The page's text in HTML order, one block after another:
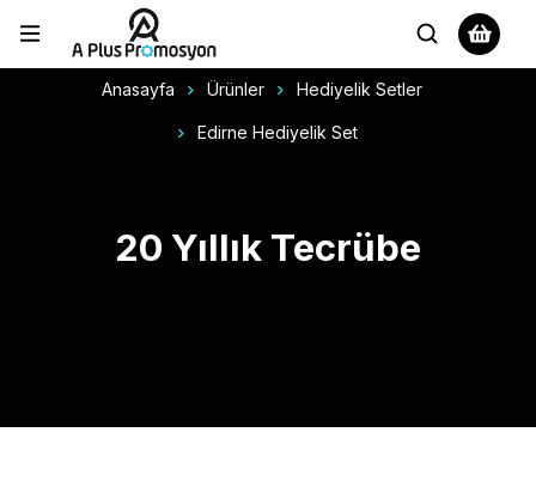
Anasayfa Ürünler Hediyelik Setler
Edirne Hediyelik Set
20 Yıllık Tecrübe